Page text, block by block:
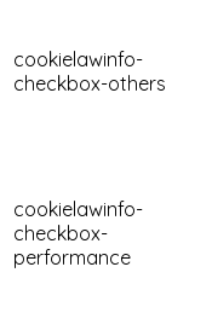
cookielawinfo-
checkbox-others
cookielawinfo-
checkbox-
performance